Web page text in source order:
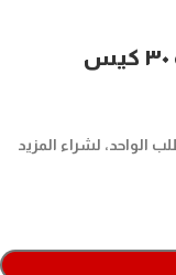
أو ٢ بوكس في الطلب الواحد، لشراء المزيد